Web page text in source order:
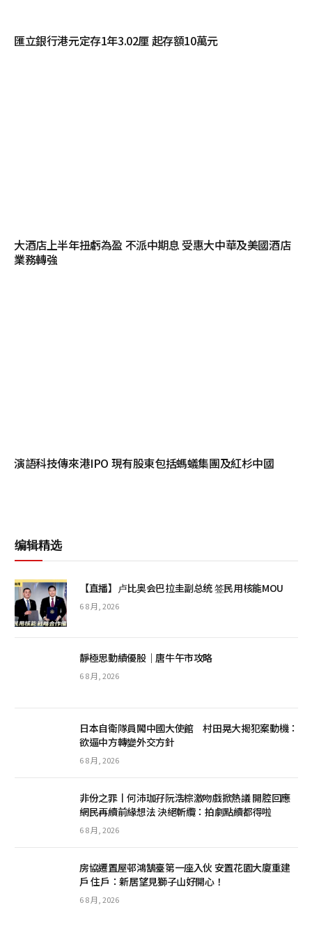
匯立銀行港元定存1年3.02厘 起存額10萬元
大酒店上半年扭虧為盈 不派中期息 受惠大中華及美國酒店
業務轉強
演語科技傳來港IPO 現有股東包括螞蟻集團及紅杉中國
编辑精选
【直播】卢比奥会巴拉圭副总统 签民用核能MOU
6 8 月, 2026
靜極思動績優股｜唐牛午市攻略
6 8 月, 2026
日本自衛隊員闖中國大使館 村田晃大揭犯案動機：
欲逼中方轉變外交方針
6 8 月, 2026
非份之罪丨何沛珈孖阮浩棕激吻戲掀熱議 開腔回應
網民再續前緣想法 決絕斬纜：拍劇點續都得啦
6 8 月, 2026
房協遷置屋邨鴻鵠臺第一座入伙 安置花園大廈重建
戶 住戶：新居望見獅子山好開心！
6 8 月, 2026